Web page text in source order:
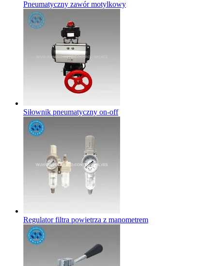
Pneumatyczny zawór motylkowy
Siłownik pneumatyczny on-off
Regulator filtra powietrza z manometrem